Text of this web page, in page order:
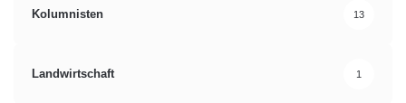
Kolumnisten 13
Landwirtschaft 1